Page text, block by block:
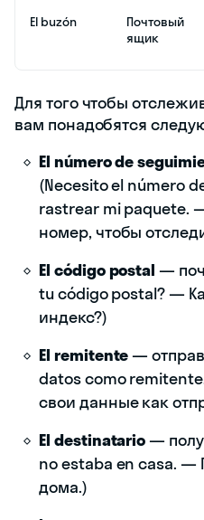
El buzón
Почтовый
ящик
Для того чтобы
вам понадобятся
El número de
(Necesito el número
rastrear mi paquete.
номер, чтобы
El código postal —
tu código postal? —
индекс?)
El remitente—
datos como
свои данные как
El destinatario—
no estaba en casa. —
дома.)